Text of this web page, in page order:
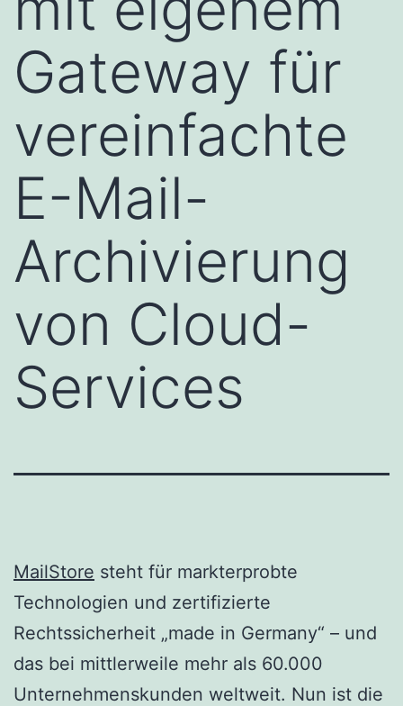
Gateway für
vereinfachte
E-Mail-
Archivierung
von Cloud-
Services
MailStore steht für markterprobte
Technologien und zertifizierte
Rechtssicherheit „made in Germany“ – und
das bei mittlerweile mehr als 60.000
Unternehmenskunden weltweit. Nun ist die